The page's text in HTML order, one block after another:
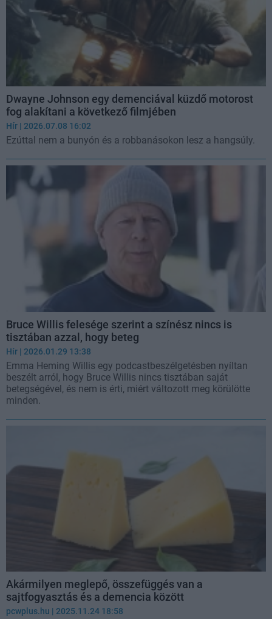
Dwayne Johnson egy demenciával küzdő motorost
fog alakítani a következő filmjében
Hír | 2026.07.08 16:02
Ezúttal nem a bunyón és a robbanásokon lesz a hangsúly.
Bruce Willis felesége szerint a színész nincs is
tisztában azzal, hogy beteg
Hír | 2026.01.29 13:38
Emma Heming Willis egy podcastbeszélgetésben nyíltan
beszélt arról, hogy Bruce Willis nincs tisztában saját
betegségével, és nem is érti, miért változott meg körülötte
minden.
Akármilyen meglepő, összefüggés van a
sajtfogyasztás és a demencia között
pcwplus.hu | 2025.11.24 18:58